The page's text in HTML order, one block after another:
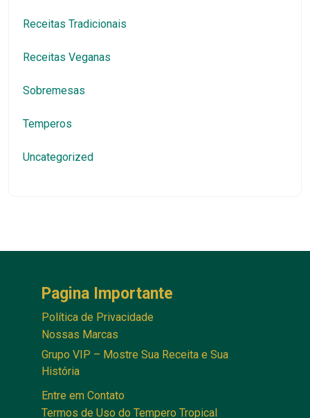
Receitas Tradicionais
Receitas Veganas
Sobremesas
Temperos
Uncategorized
Pagina Importante
Política de Privacidade
Nossas Marcas
Grupo VIP – Mostre Sua Receita e Sua
História
Entre em Contato
Termos de Uso do Tempero Tropical